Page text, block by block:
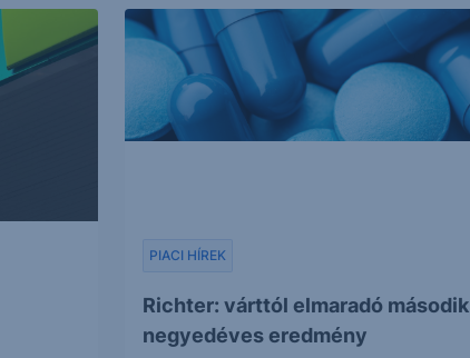
Richter: várttól elmaradó második
negyedéves eredmény
PIACI HÍREK